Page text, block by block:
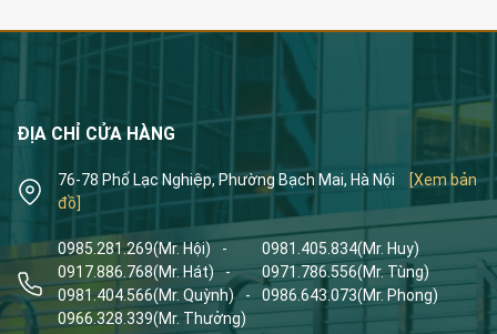
ĐỊA CHỈ CỬA HÀNG
76-78 Phố Lạc Nghiệp, Phường Bạch Mai, Hà Nội
[Xem bản
đồ]
0985.281.269(Mr. Hội) - 0981.405.834(Mr. Huy)
0917.886.768(Mr. Hát) - 0971.786.556(Mr. Tùng)
0981.404.566(Mr. Quỳnh) - 0986.643.073(Mr. Phong)
0966.328.339(Mr. Thưởng)